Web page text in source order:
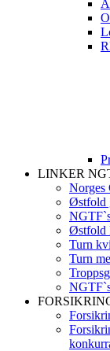
LINKER
Norges
Østfold
Østfold
Turn
Turn